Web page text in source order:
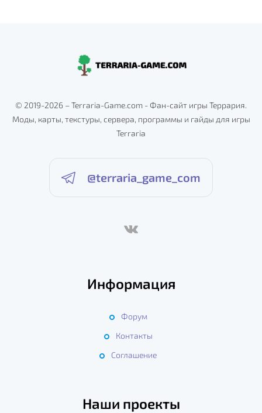
© 2019-2026 – Terraria-Game.com - Фан-сайт игры Террария.
Моды, карты, текстуры, сервера, программы и гайды для игры
Terraria
@terraria_game_com
Информация
Форум
Контакты
Соглашение
Наши проекты